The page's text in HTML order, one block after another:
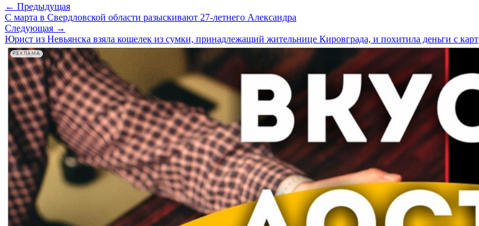
← Предыдущая
С марта в Свердловской области разыскивают 27-летнего Александра
Следующая →
Юрист из Невьянска взяла кошелек из сумки, принадлежащий жительнице Кировграда, и похитила деньги с карт
РЕКЛАМА